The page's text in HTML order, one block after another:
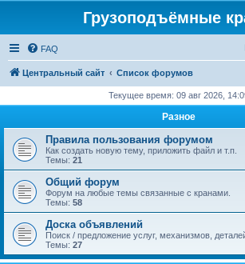
Грузоподъёмные
FAQ
Центральный сайт Список форумов
Текущее время: 09 авг 2026,
Разное
Правила пользования форумом
Как создать новую тему, приложить файл и т.п.
Темы: 21
Общий форум
Форум на любые темы связанные с кранами.
Темы: 58
Доска объявлений
Поиск / предложение услуг, механизмов,
Темы: 27